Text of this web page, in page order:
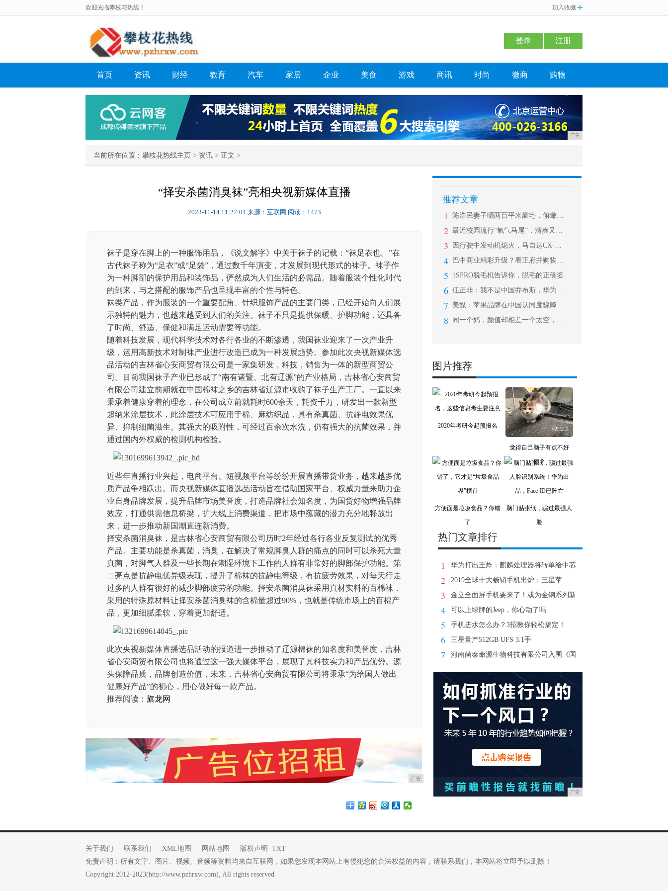
欢迎光临攀枝花热线！ 加入收藏
登录 注册
首页 资讯 财经 教育 汽车 家居 企业 美食 游戏 商讯 时尚 微商 购物
广告
当前所在位置： 攀枝花热线主页 > 资讯 > 正文 >
“择安杀菌消臭袜”亮相央视新媒体直播
2023-11-14 11:27:04 来源：互联网 阅读：1473
袜子是穿在脚上的一种服饰用品，《说文解字》中关于袜子的记载：“袜足衣也。”在
古代袜子称为“足衣”或“足袋”，通过数千年演变，才发展到现代形式的袜子。袜子作
为一种脚部的保护用品和装饰品，俨然成为人们生活的必需品。随着服装个性化时代
的到来，与之搭配的服饰产品也呈现丰富的个性与特色。
袜类产品，作为服装的一个重要配角、针织服饰产品的主要门类，已经开始向人们展
示独特的魅力，也越来越受到人们的关注。袜子不只是提供保暖、护脚功能，还具备
了时尚、舒适、保健和满足运动需要等功能。
随着科技发展，现代科学技术对各行各业的不断渗透，我国袜业迎来了一次产业升
级，运用高新技术对制袜产业进行改造已成为一种发展趋势。参加此次央视新媒体选
品活动的吉林省心安商贸有限公司是一家集研发，科技，销售为一体的新型商贸公
司。目前我国袜子产业已形成了“南有诸暨、北有辽源”的产业格局，吉林省心安商贸
有限公司建立前期就在中国棉袜之乡的吉林省辽源市收购了袜子生产工厂。一直以来
秉承着健康穿着的理念，在公司成立前就耗时600余天，耗资千万，研发出一款新型
超纳米涂层技术，此涂层技术可应用于棉、麻纺织品，具有杀真菌、抗静电效果优
异、抑制细菌滋生。其强大的吸附性，可经过百余次水洗，仍有强大的抗菌效果，并
通过国内外权威的检测机构检验。
近些年直播行业兴起，电商平台、短视频平台等纷纷开展直播带货业务，越来越多优
质产品争相跃出。而央视新媒体直播选品活动旨在借助国家平台、权威力量来助力企
业自身品牌发展，提升品牌市场美誉度，打造品牌社会知名度，为国货好物增强品牌
效应，打通供需信息桥梁，扩大线上消费渠道，把市场中蕴藏的潜力充分地释放出
来，进一步推动新国潮直连新消费。
择安杀菌消臭袜，是吉林省心安商贸有限公司历时2年经过各行各业反复测试的优秀
产品。主要功能是杀真菌，消臭，在解决了常规脚臭人群的痛点的同时可以杀死大量
真菌，对脚气人群及一些长期在潮湿环境下工作的人群有非常好的脚部保护功能。第
二亮点是抗静电优异级表现，提升了棉袜的抗静电等级，有抗疲劳效果，对每天行走
过多的人群有很好的减少脚部疲劳的功能。择安杀菌消臭袜采用真材实料的百棉袜，
采用的特殊原材料让择安杀菌消臭袜的含棉量超过90%，也就是传统市场上的百棉产
品，更加细腻柔软，穿着更加舒适。
此次央视新媒体直播选品活动的报道进一步推动了辽源棉袜的知名度和美誉度，吉林
省心安商贸有限公司也将通过这一强大媒体平台，展现了其科技实力和产品优势。源
头保障品质，品牌创造价值，未来，吉林省心安商贸有限公司将秉承“为给国人做出
健康好产品”的初心，用心做好每一款产品。
推荐阅读： 旗龙网
广告
推荐文章
1 陈浩民妻子晒两百平米豪宅，俯瞰海景自
2 最近校园流行“氧气马尾”，清爽又显高
3 因行驶中发动机熄火，马自达CX-5召
4 巴中商业精彩升级？看王府井购物中心如
5 1SPRO脱毛机告诉你，脱毛的正确姿
6 任正非：我不是中国乔布斯，华为永远都
7 美媒：苹果品牌在中国认同度骤降
8 同一个妈，颜值却相差一个太空，高晓松
图片推荐
2020年考研今起预报名
觉得自己脑子有点不好
使？
方便面是垃圾食品？你错
了
脑门贴张纸，骗过最强人
脸
热门文章排行
1 华为打出王炸：麒麟处理器将转单给中芯
2 2019全球十大畅销手机出炉：三星苹
3 金立全面屏手机要来了！或为金钢系列新
4 可以上绿牌的Jeep，你心动了吗
5 手机进水怎么办？3招教你轻松搞定！
6 三星量产512GB UFS 3.1手
7 河南菌泰命源生物科技有限公司入围《国
广告
关于我们 - 联系我们 - XML地图 - 网站地图 - 版权声明
TXT
免责声明：所有文字、图片、视频、音频等资料均来自互联网，如果您发现本网站上有侵犯您的合法权益的内容，请联系我们，本网站将立即予以删除！
Copyright 2012-2023(http://www.pzhrxw.com), All rights reserved